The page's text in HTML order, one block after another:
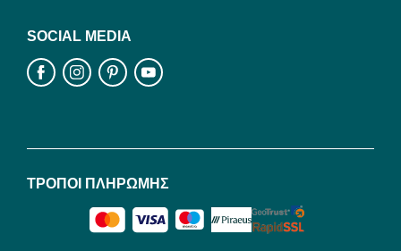
ΤΡΟΠΟΙ ΠΛΗΡΩΜΗΣ
SOCIAL MEDIA